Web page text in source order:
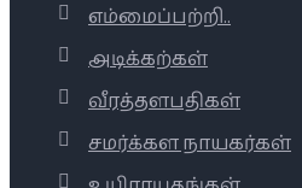
எம்மைப்பற்றி..
அடிக்கற்கள்
வீரத்தளபதிகள்
சமர்க்கள நாயகர்கள்